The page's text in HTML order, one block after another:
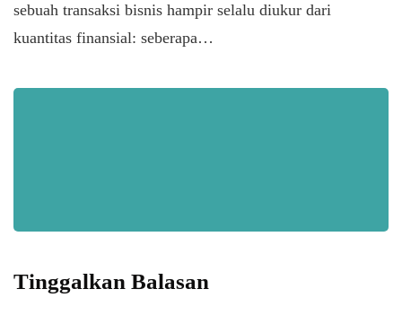
sebuah transaksi bisnis hampir selalu diukur dari
kuantitas finansial: seberapa…
Tinggalkan Balasan